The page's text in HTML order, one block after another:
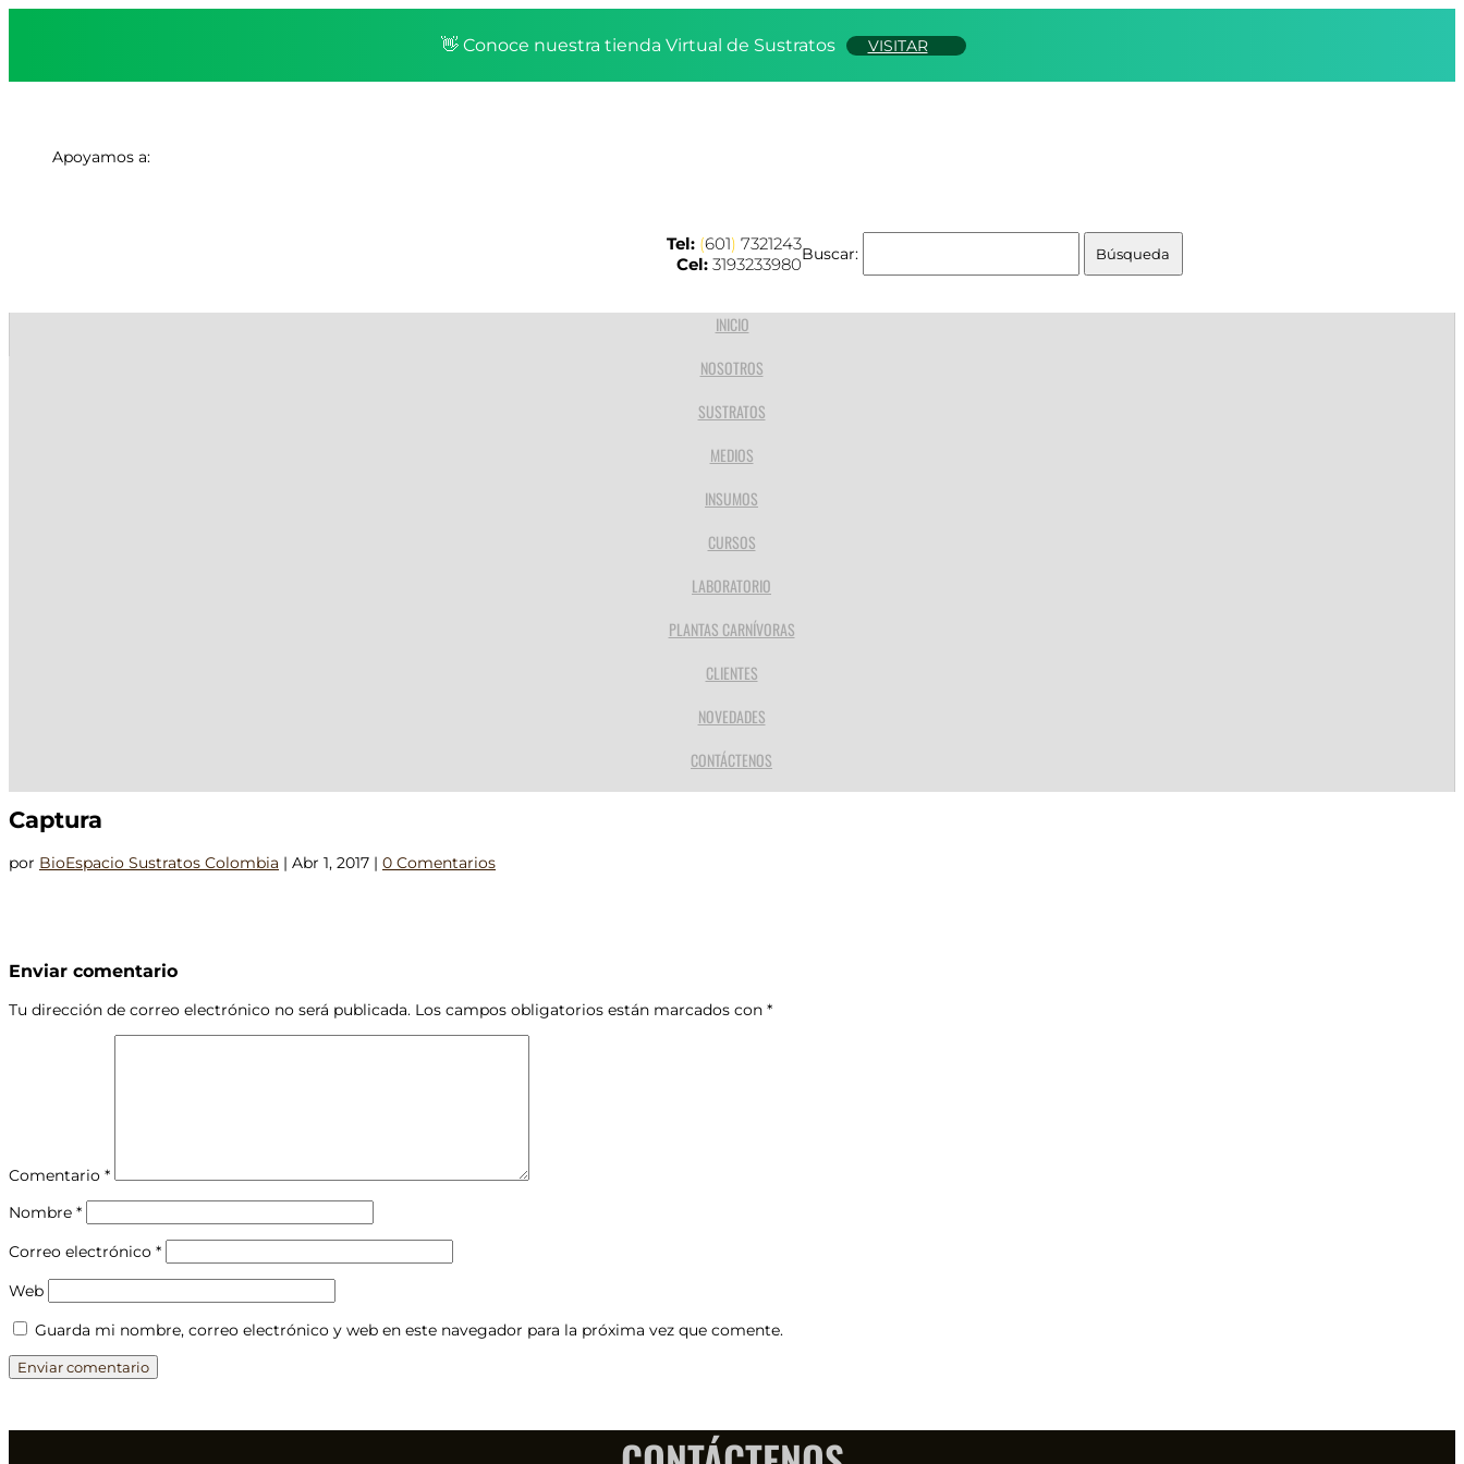
👋 Conoce nuestra tienda Virtual de Sustratos VISITAR
Apoyamos a:
Tel: (601) 7321243
Cel:3193233980Buscar:
INICIO
NOSOTROS
SUSTRATOS
MEDIOS
INSUMOS
CURSOS
LABORATORIO
PLANTAS CARNÍVORAS
CLIENTES
NOVEDADES
CONTÁCTENOS
Captura
por BioEspacio Sustratos Colombia | Abr 1, 2017 | 0 Comentarios
Enviar comentario
Tu dirección de correo electrónico no será publicada. Los campos obligatorios están marcados con *
Comentario *
Nombre *
Correo electrónico *
Web
Guarda mi nombre, correo electrónico y web en este navegador para la próxima vez que comente.